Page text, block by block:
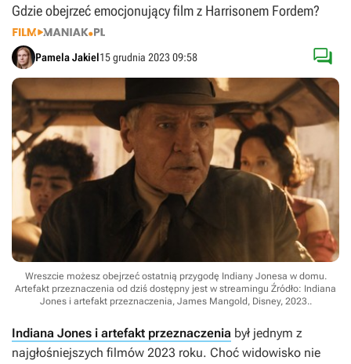
Gdzie obejrzeć emocjonujący film z Harrisonem Fordem?
Pamela Jakiel15 grudnia 2023 09:58 
Wreszcie możesz obejrzeć ostatnią przygodę Indiany Jonesa w domu.
Artefakt przeznaczenia od dziś dostępny jest w streamingu Źródło: Indiana
Jones i artefakt przeznaczenia, James Mangold, Disney, 2023..
Indiana Jones i artefakt przeznaczenia był jednym z
najgłośniejszych filmów 2023 roku. Choć widowisko nie